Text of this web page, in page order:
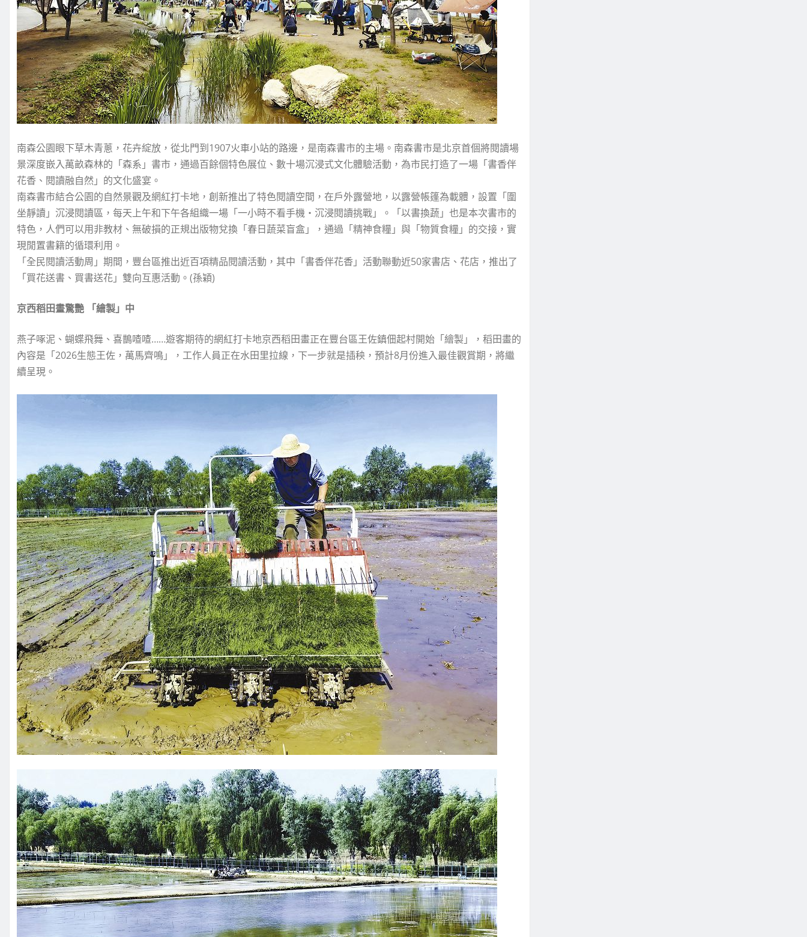
南森公園眼下草木青蔥，花卉綻放，從北門到1907火車小站的路邊，是南森書市的主場。南森書市是北京首個將閱讀場
景深度嵌入萬畝森林的「森系」書市，通過百餘個特色展位、數十場沉浸式文化體驗活動，為市民打造了一場「書香伴
花香、閱讀融自然」的文化盛宴。
南森書市結合公園的自然景觀及網紅打卡地，創新推出了特色閱讀空間，在戶外露營地，以露營帳篷為載體，設置「圍
坐靜讀」沉浸閱讀區，每天上午和下午各組織一場「一小時不看手機‧沉浸閱讀挑戰」。「以書換蔬」也是本次書市的
特色，人們可以用非教材、無破損的正規出版物兌換「春日蔬菜盲盒」，通過「精神食糧」與「物質食糧」的交接，實
現閒置書籍的循環利用。
「全民閱讀活動周」期間，豐台區推出近百項精品閱讀活動，其中「書香伴花香」活動聯動近50家書店、花店，推出了
「買花送書、買書送花」雙向互惠活動。(孫穎)
京西稻田畫驚艷 「繪製」中
燕子啄泥、蝴蝶飛舞、喜鵲喳喳……遊客期待的網紅打卡地京西稻田畫正在豐台區王佐鎮佃起村開始「繪製」，稻田畫的
內容是「2026生態王佐，萬馬齊鳴」，工作人員正在水田里拉線，下一步就是插秧，預計8月份進入最佳觀賞期，將繼
續呈現。